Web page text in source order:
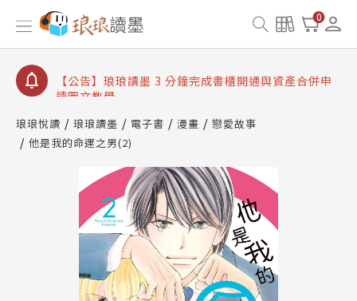
0
【公告】琅琅讀墨數位閱讀資產合併與書櫃開通申請
【公告】琅琅讀墨書櫃開通常見問題
【公告】琅琅讀墨 3 分鐘完成書櫃開通與資產合併申
請圖文教學
查詢
【公告】琅琅讀墨數位閱讀資產合併與書櫃開通申請
琅琅悅讀 琅琅讀墨 電子書 漫畫
戀愛故事
他是我的命運之男(2)